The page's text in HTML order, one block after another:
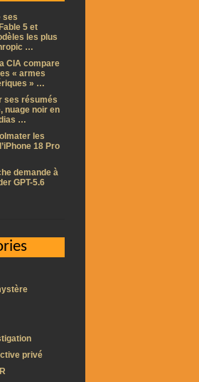
ses
5 et
les plus
…
CIA compare
« armes
» …
ses résumés
nuage noir en
…
les
18 Pro
demande à
GPT-5.6
privé